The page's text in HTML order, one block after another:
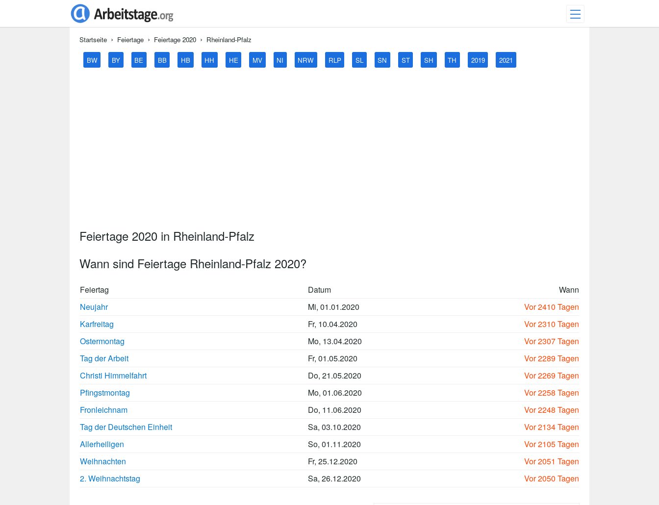
Startseite Feiertage Feiertage 2020 Rheinland-Pfalz
BW BY BE BB HB HH HE MV NI NRW RLP SL SN ST SH TH 2019 2021
Feiertage 2020 in Rheinland-Pfalz
Wann sind Feiertage Rheinland-Pfalz 2020?
Feiertag Datum
Wann
Neujahr
Mi, 01.01.2020
Vor 2410 Tagen
Karfreitag
Fr, 10.04.2020
Vor 2310 Tagen
Ostermontag
Mo, 13.04.2020
Vor 2307 Tagen
Tag der Arbeit
Fr, 01.05.2020
Vor 2289 Tagen
Christi Himmelfahrt
Do, 21.05.2020
Vor 2269 Tagen
Pfingstmontag
Mo, 01.06.2020
Vor 2258 Tagen
Fronleichnam
Do, 11.06.2020
Vor 2248 Tagen
Tag der Deutschen Einheit
Sa, 03.10.2020
Vor 2134 Tagen
Allerheiligen
So, 01.11.2020
Vor 2105 Tagen
Weihnachten
Fr, 25.12.2020
Vor 2051 Tagen
2. Weihnachtstag
Sa, 26.12.2020 Vor 2050 Tagen